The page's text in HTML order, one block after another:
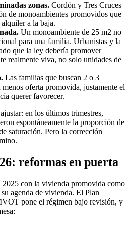
zonas. Cordón y Tres Cruces
de monoambientes promovidos que
a la baja.
Un monoambiente de 25 m2 no
para una familia. Urbanistas y la
que la ley debería promover
realmente viva, no solo unidades de
Las familias que buscan 2 o 3
oferta promovida, justamente el
querer favorecer.
en los últimos trimestres,
espontáneamente la proporción de
saturación. Pero la corrección
reformas en puerta
con la vivienda promovida como
agenda de vivienda. El Plan
pone el régimen bajo revisión, y